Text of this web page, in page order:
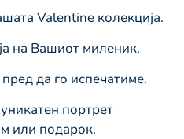
Valentine колекција.
на Вашиот миленик.
да го испечатиме.
портрет
или подарок.